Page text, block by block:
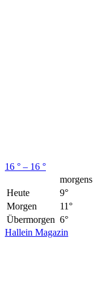
16 ° – 16 °
morgens
Heute
9°
Morgen
11°
Übermorgen 6°
Hallein Magazin